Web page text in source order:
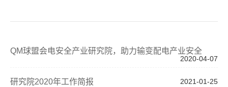
QM球盟会电安全产业研究院，助力输变配电产业安全
2020-04-07
研究院2020年工作简报 2021-01-25